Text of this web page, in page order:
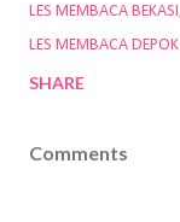
LES MEMBACA BEKASI
LES MEMBACA DEPOK
SHARE
Comments